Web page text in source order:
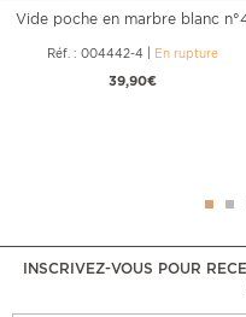
Vide poche en marbre blanc
Réf. : 004442-4| En rupture
39,90€
INSCRIVEZ-VOUS POUR